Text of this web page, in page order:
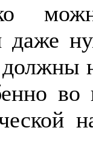
даже
должны